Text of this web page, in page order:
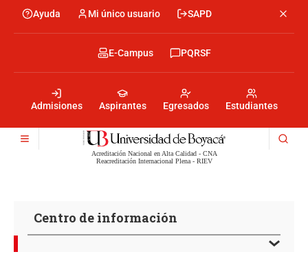
contenido
Menu
encabezado
Ayuda Mi único usuario SAPD
encabezado
Admisiones Aspirantes Egresados Estudiantes
Menu
encabezado
-
Derecha
E-Campus PQRSF
Menú
Acreditación Nacional en Alta Calidad - CNA
Reacreditación Internacional Plena - RIEV
Centro de información